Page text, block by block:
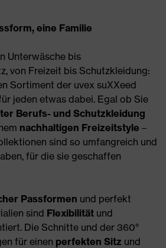
eine Familie
Unterwäsche bis
von Freizeit bis Schutzkleidung:
Sortiment der uvex suXXeed
jeden etwas dabei. Egal ob Sie
Berufs- und Schutzkleidung
nachhaltigen Freizeitstyle –
sind so umfangreich und
für die sie geschaffen
Passformen und perfekt
sind Flexibilität und
Die Schnitte und der 360°
für einen perfekten Sitz und